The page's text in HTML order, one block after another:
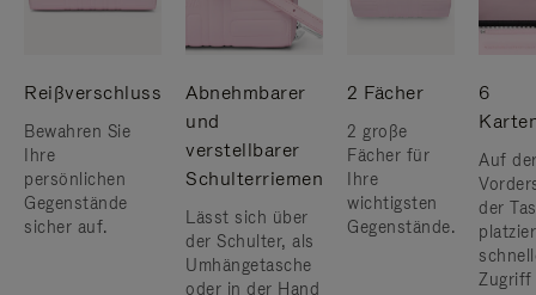
Reißverschluss
Bewahren Sie
Ihre
persönlichen
Gegenstände
sicher auf.
Abnehmbarer
und
verstellbarer
Schulterriemen
Lässt sich über
der Schulter, als
Umhängetasche
oder in der Hand
2 Fächer
2 große
Fächer für
Ihre
wichtigsten
Gegenstände.
6
Auf
der
Zugriff